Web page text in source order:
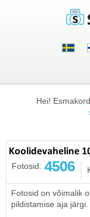
Hei!
Koolidevaheline
Fotosid: 4506
Fotosid on võimalik
pildistamise aja järgi.